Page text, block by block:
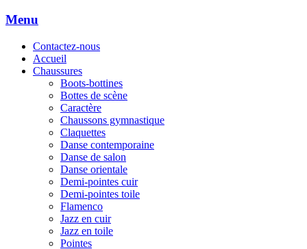
Menu
Contactez-nous
Accueil
Chaussures
Boots-bottines
Bottes de scène
Caractère
Chaussons gymnastique
Claquettes
Danse contemporaine
Danse de salon
Danse orientale
Demi-pointes cuir
Demi-pointes toile
Flamenco
Jazz en cuir
Jazz en toile
Pointes